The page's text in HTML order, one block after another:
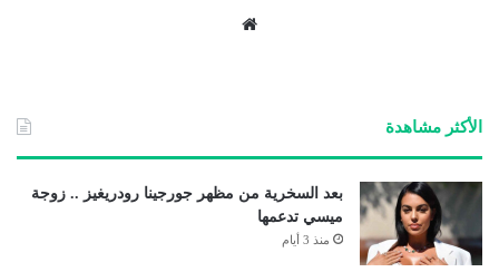
الأكثر مشاهدة
بعد السخرية من مظهر جورجينا رودريغيز .. زوجة
ميسي تدعمها
منذ 3 أيام